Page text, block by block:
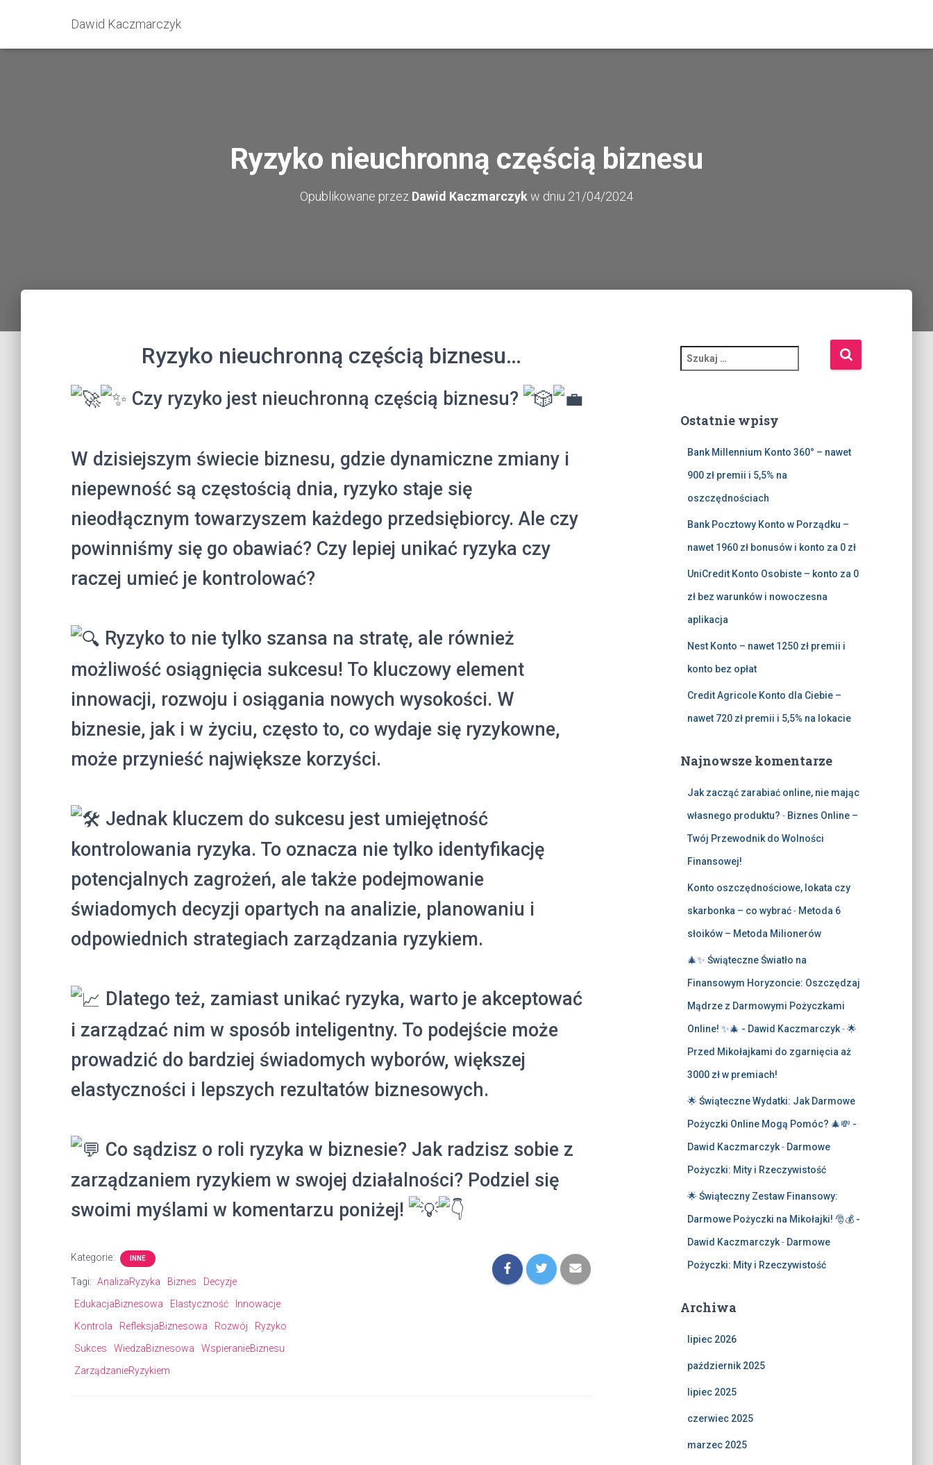
Dawid Kaczmarczyk
Ryzyko nieuchronną częścią biznesu
Opublikowane przez Dawid Kaczmarczyk w dniu 21/04/2024
Ryzyko nieuchronną częścią biznesu…
Czy ryzyko jest nieuchronną częścią biznesu?
W dzisiejszym świecie biznesu, gdzie dynamiczne zmiany i
niepewność są częstością dnia, ryzyko staje się
nieodłącznym towarzyszem każdego przedsiębiorcy. Ale czy
powinniśmy się go obawiać? Czy lepiej unikać ryzyka czy
raczej umieć je kontrolować?
Ryzyko to nie tylko szansa na stratę, ale również
możliwość osiągnięcia sukcesu! To kluczowy element
innowacji, rozwoju i osiągania nowych wysokości. W
biznesie, jak i w życiu, często to, co wydaje się ryzykowne,
może przynieść największe korzyści.
Jednak kluczem do sukcesu jest umiejętność
kontrolowania ryzyka. To oznacza nie tylko identyfikację
potencjalnych zagrożeń, ale także podejmowanie
świadomych decyzji opartych na analizie, planowaniu i
odpowiednich strategiach zarządzania ryzykiem.
Dlatego też, zamiast unikać ryzyka, warto je akceptować
i zarządzać nim w sposób inteligentny. To podejście może
prowadzić do bardziej świadomych wyborów, większej
elastyczności i lepszych rezultatów biznesowych.
Co sądzisz o roli ryzyka w biznesie? Jak radzisz sobie z
zarządzaniem ryzykiem w swojej działalności? Podziel się
swoimi myślami w komentarzu poniżej!
Kategorie: INNE
Tagi: AnalizaRyzyka Biznes
Decyzje
EdukacjaBiznesowa
Elastyczność
Innowacje
Kontrola
RefleksjaBiznesowa Rozwój
Ryzyko
Sukces
WiedzaBiznesowa
WspieranieBiznesu
ZarządzanieRyzykiem
z
a
Ostatnie wpisy
Bank Millennium Konto 360° – nawet
900 zł premii i 5,5% na
oszczędnościach
Bank Pocztowy Konto w Porządku –
nawet 1960 zł bonusów i konto za 0 zł
UniCredit Konto Osobiste – konto za 0
zł bez warunków i nowoczesna
aplikacja
Nest Konto – nawet 1250 zł premii i
konto bez opłat
Credit Agricole Konto dla Ciebie –
nawet 720 zł premii i 5,5% na lokacie
Najnowsze komentarze
Jak zacząć zarabiać online, nie mając
własnego produktu? - Biznes Online –
Twój Przewodnik do Wolności
Finansowej!
Konto oszczędnościowe, lokata czy
skarbonka – co wybrać- Metoda 6
słoików – Metoda Milionerów
🎄✨ Świąteczne Światło na
Finansowym Horyzoncie: Oszczędzaj
Mądrze z Darmowymi Pożyczkami
Online! ✨🎄 - Dawid Kaczmarczyk-🌟
Przed Mikołajkami do zgarnięcia aż
3000 zł w premiach!
🌟 Świąteczne Wydatki: Jak Darmowe
Pożyczki Online Mogą Pomóc? 🎄💸 -
Dawid Kaczmarczyk- Darmowe
Pożyczki: Mity i Rzeczywistość
🌟 Świąteczny Zestaw Finansowy:
Darmowe Pożyczki na Mikołajki! 🎅💰 -
Dawid Kaczmarczyk- Darmowe
Pożyczki: Mity i Rzeczywistość
Archiwa
lipiec 2026
październik 2025
lipiec 2025
czerwiec 2025
marzec 2025